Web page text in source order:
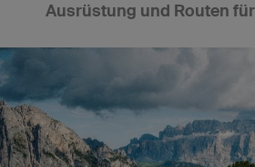
Ausrüstung und Routen